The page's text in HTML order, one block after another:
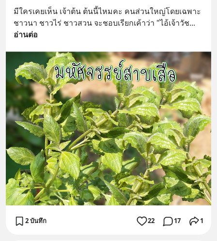
มีใครเคยเห็น เจ้าต้น ต้นนี้ไหมคะ คนส่วนใหญ่โดยเฉพาะ
ชาวนา ชาวไร่ ชาวสวน จะชอบเรียกเค้าว่า "ไอ้เจ้าวัช
อ่านต่อ
2 บันทึก 22 17 1